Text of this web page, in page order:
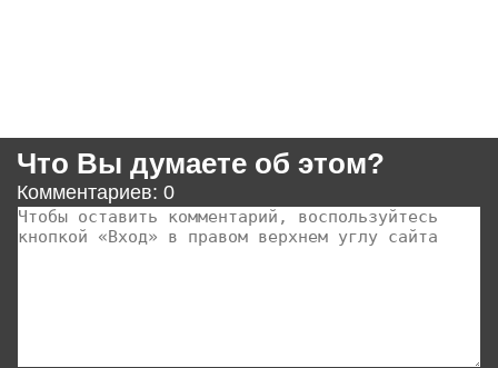
Что Вы думаете об этом?
Комментариев: 0